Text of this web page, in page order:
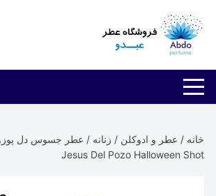
شدن
خانه / عطر و ادوکلن / زنانه / عطر جسوس دل پوزو
Jesus Del Pozo Halloween Shot